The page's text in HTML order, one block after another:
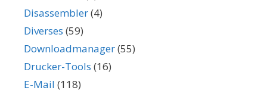
Disassembler(4)
Diverses (59)
Downloadmanager(55)
Drucker-Tools (16)
E-Mail (118)